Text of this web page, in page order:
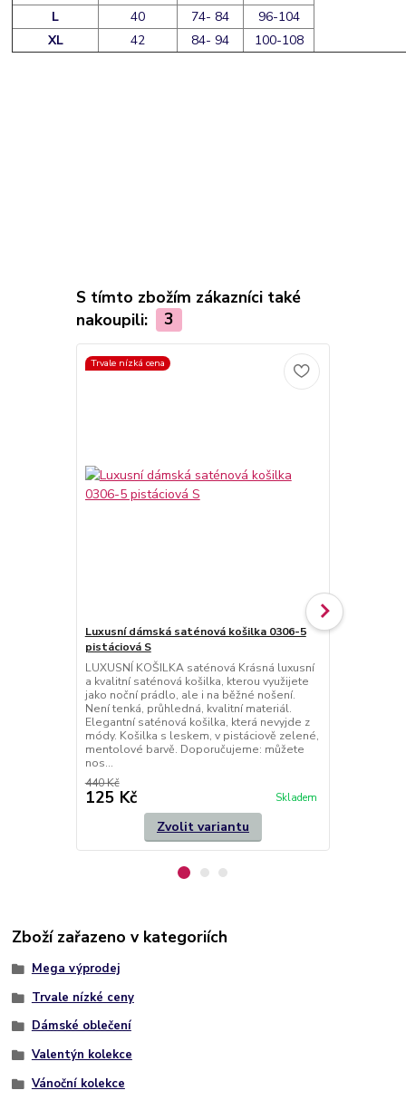
L
40 74- 84
96-104
XL
42 84- 94 100-108
S tímto zbožím zákazníci také
nakoupili:
3
Trvale nízká cena
Luxusní dámská saténová košilka 0306-5
pistáciová S
LUXUSNÍ KOŠILKA saténová Krásná luxusní
a kvalitní saténová košilka, kterou využijete
jako noční prádlo, ale i na běžné nošení.
Není tenká, průhledná, kvalitní materiál.
Elegantní saténová košilka, která nevyjde z
módy. Košilka s leskem, v pistáciově zelené,
mentolové barvě. Doporučujeme: můžete
nos...
440 Kč
125 Kč Skladem
Zvolit variantu
Zboží zařazeno v kategoriích
Mega výprodej
Trvale nízké ceny
Dámské oblečení
Valentýn kolekce
Vánoční kolekce